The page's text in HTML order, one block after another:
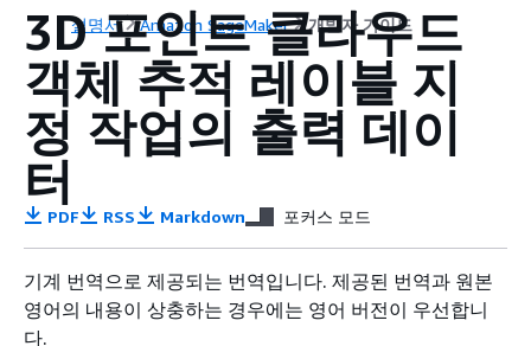
설명서 Amazon SageMaker 개발자 가이드
3D 포인트 클라우드
객체 추적 레이블 지
정 작업의 출력 데이
터
PDF RSS Markdown 포커스 모드
기계 번역으로 제공되는 번역입니다. 제공된 번역과 원본
영어의 내용이 상충하는 경우에는 영어 버전이 우선합니
다.